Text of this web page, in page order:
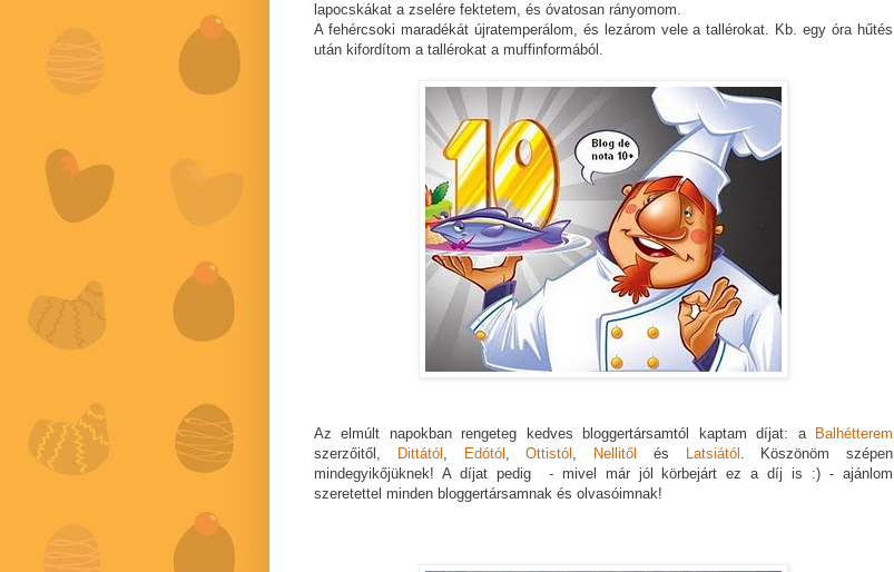
lapocskákat a zselére fektetem, és óvatosan rányomom.
A fehércsoki maradékát újratemperálom, és lezárom vele a tallérokat. Kb. egy óra hűtés
után kifordítom a tallérokat a muffinformából.
Az elmúlt napokban rengeteg kedves bloggertársamtól kaptam díjat: a Balhétterem
szerzőitől,
Dittától , Edótól ,Ottistól , Nellitől és Latsiától . Köszönöm szépen
mindegyikőjüknek! A díjat pedig - mivel már jól körbejárt ez a díj is :) - ajánlom
szeretettel minden bloggertársamnak és olvasóimnak!